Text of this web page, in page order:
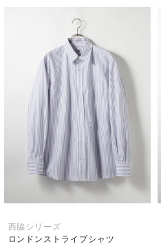
西脇シリーズ
ロンドンストライプシャツ